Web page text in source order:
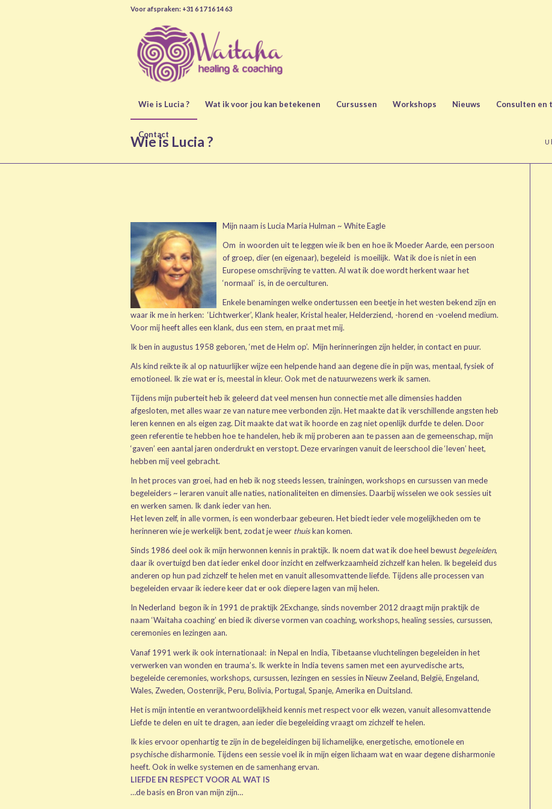
Voor afspraken: +31 6 17 16 14 63
Wie is Lucia ? Wat ik voor jou kan betekenen Cursussen Workshops Nieuws Consulten en
Contact
Wie is Lucia ? U
Mijn naam is Lucia Maria Hulman ~ White Eagle
Om in woorden uit te leggen wie ik ben en hoe ik Moeder Aarde, een persoon
of groep, dier (en eigenaar), begeleid is moeilijk. Wat ik doe is niet in een
Europese omschrijving te vatten. Al wat ik doe wordt herkent waar het
‘normaal’ is, in de oerculturen.
Enkele benamingen welke ondertussen een beetje in het westen bekend zijn en
waar ik me in herken: ‘Lichtwerker’, Klank healer, Kristal healer, Helderziend, -horend en -voelend medium.
Voor mij heeft alles een klank, dus een stem, en praat met mij.
Ik ben in augustus 1958 geboren, ‘met de Helm op’. Mijn herinneringen zijn helder, in contact en puur.
Als kind reikte ik al op natuurlijker wijze een helpende hand aan degene die in pijn was, mentaal, fysiek of
emotioneel. Ik zie wat er is, meestal in kleur. Ook met de natuurwezens werk ik samen.
Tijdens mijn puberteit heb ik geleerd dat veel mensen hun connectie met alle dimensies hadden
afgesloten, met alles waar ze van nature mee verbonden zijn. Het maakte dat ik verschillende angsten heb
leren kennen en als eigen zag. Dit maakte dat wat ik hoorde en zag niet openlijk durfde te delen. Door
geen referentie te hebben hoe te handelen, heb ik mij proberen aan te passen aan de gemeenschap, mijn
‘gaven’ een aantal jaren onderdrukt en verstopt. Deze ervaringen vanuit de leerschool die ‘leven’ heet,
hebben mij veel gebracht.
In het proces van groei, had en heb ik nog steeds lessen, trainingen, workshops en cursussen van mede
begeleiders ~ leraren vanuit alle naties, nationaliteiten en dimensies. Daarbij wisselen we ook sessies uit
en werken samen. Ik dank ieder van hen.
Het leven zelf, in alle vormen, is een wonderbaar gebeuren. Het biedt ieder vele mogelijkheden om te
herinneren wie je werkelijk bent, zodat je weer thuiskan komen.
Sinds 1986 deel ook ik mijn herwonnen kennis in praktijk. Ik noem dat wat ik doe heel bewust begeleiden,
daar ik overtuigd ben dat ieder enkel door inzicht en zelfwerkzaamheid zichzelf kan helen. Ik begeleid dus
anderen op hun pad zichzelf te helen met en vanuit allesomvattende liefde. Tijdens alle processen van
begeleiden ervaar ik iedere keer dat er ook diepere lagen van mij helen.
In Nederland begon ik in 1991 de praktijk 2Exchange, sinds november 2012 draagt mijn praktijk de
naam ‘Waitaha coaching’ en bied ik diverse vormen van coaching, workshops, healing sessies, cursussen,
ceremonies en lezingen aan.
Vanaf 1991 werk ik ook internationaal: in Nepal en India, Tibetaanse vluchtelingen begeleiden in het
verwerken van wonden en trauma’s. Ik werkte in India tevens samen met een ayurvedische arts,
begeleide ceremonies, workshops, cursussen, lezingen en sessies in Nieuw Zeeland, België, Engeland,
Wales, Zweden, Oostenrijk, Peru, Bolivia, Portugal, Spanje, Amerika en Duitsland.
Het is mijn intentie en verantwoordelijkheid kennis met respect voor elk wezen, vanuit allesomvattende
Liefde te delen en uit te dragen, aan ieder die begeleiding vraagt om zichzelf te helen.
Ik kies ervoor openhartig te zijn in de begeleidingen bij lichamelijke, energetische, emotionele en
psychische disharmonie. Tijdens een sessie voel ik in mijn eigen lichaam wat en waar degene disharmonie
heeft. Ook in welke systemen en de samenhang ervan.
LIEFDE EN RESPECT VOOR AL WAT IS
…de basis en Bron van mijn zijn…